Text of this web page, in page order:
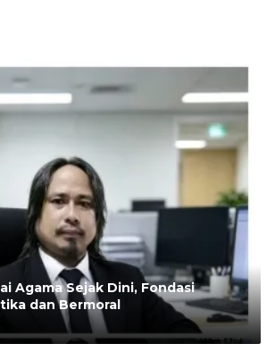
Agama Sejak Dini, Fondasi
dan Bermoral